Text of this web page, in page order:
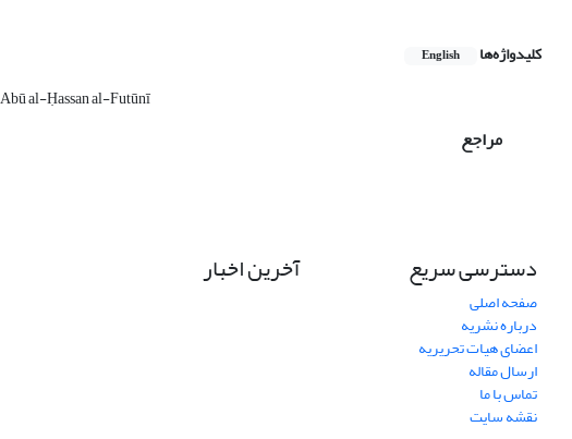
کلیدواژه‌ها English
Abū al-Ḥassan al-Futūnī
مراجع
دسترسی سریع
صفحه اصلی
درباره نشریه
اعضای هیات تحریریه
ارسال مقاله
تماس با ما
نقشه سایت
آخرین اخبار